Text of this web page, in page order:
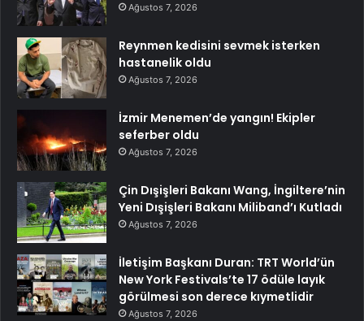
Ağustos 7, 2026
Reynmen kedisini sevmek isterken
hastanelik oldu
Ağustos 7, 2026
İzmir Menemen’de yangın! Ekipler
seferber oldu
Ağustos 7, 2026
Çin Dışişleri Bakanı Wang, İngiltere’nin
Yeni Dışişleri Bakanı Miliband’ı Kutladı
Ağustos 7, 2026
İletişim Başkanı Duran: TRT World’ün
New York Festivals’te 17 ödüle layık
görülmesi son derece kıymetlidir
Ağustos 7, 2026